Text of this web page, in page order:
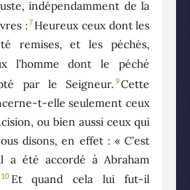
indépendamment de la
:7 Heureux ceux dont les
remises, et les péchés,
l’homme dont le péché
par le Seigneur. 9Cette
t-elle seulement ceux
ou bien aussi ceux qui
disons, en effet : « C’est
a été accordé à Abraham
10 Et quand cela lui fut-il